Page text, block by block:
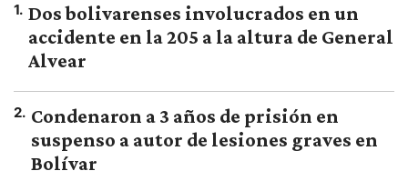
1. Dos bolivarenses involucrados en un
accidente en la 205 a la altura de General
Alvear
2. Condenaron a 3 años de prisión en
suspenso a autor de lesiones graves en
Bolívar